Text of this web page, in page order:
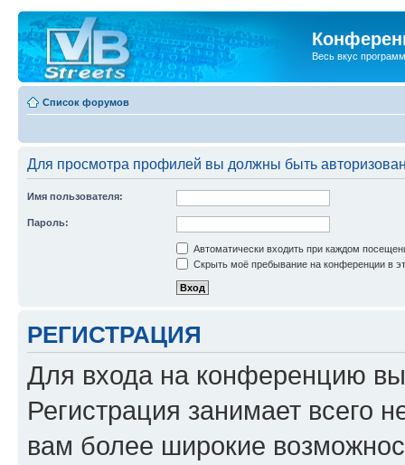
Весь вкус
Список форумов
Для просмотра профилей вы должны быть
Имя пользователя:
Пароль:
Автоматически входить при каждом
Скрыть моё пребывание на конференции в
РЕГИСТРАЦИЯ
Для входа на конференцию
Регистрация занимает всего
вам более широкие